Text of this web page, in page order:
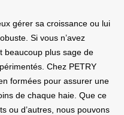
gérer sa croissance ou lui
Si vous n’avez
beaucoup plus sage de
Chez PETRY
formées pour assurer une
de chaque haie. Que ce
ou d’autres, nous pouvons